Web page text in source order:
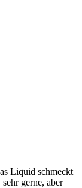
Liquid schmeckt
gerne, aber